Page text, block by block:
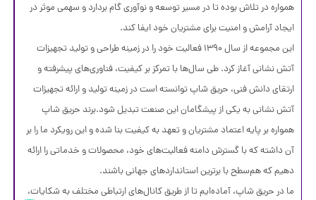
همواره در تلاش بوده تا در مسیر توسعه و نوآوری گام بردارد و سهمی موثر در
ایجاد آرامش و امنیت برای مشتریان خود ایفا کند.
این مجموعه از سال 1390 فعالیت خود را در زمینه طراحی و تولید تجهیزات
آتش نشانی آغاز کرد. طی سال‌ها با تمرکز بر کیفیت، فناوری‌های پیشرفته و
ارتقای دانش فنی، حریق شاپ توانسته است در زمینه تولید و ارائه تجهیزات
آتش نشانی به یکی از پیشگامان این صنعت تبدیل شود.برند حریق شاپ
همواره بر پایه اعتماد مشتریان و تعهد به کیفیت بنا شده و این رویکرد ما را بر
آن داشته که با گسترش دامنه فعالیت‌های خود، محصولات و خدماتی را ارائه
دهیم که هم‌سطح با برترین استانداردهای جهانی باشند.
ما در حریق شاپ، آماده‌ایم تا از طریق کانال‌های ارتباطی مختلف به شکایات،